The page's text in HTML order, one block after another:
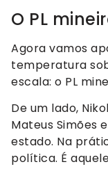
O PL
Agora vamos
temperatura
escala: o PL
De um lado,
Mateus Simões
estado. Na
política. É